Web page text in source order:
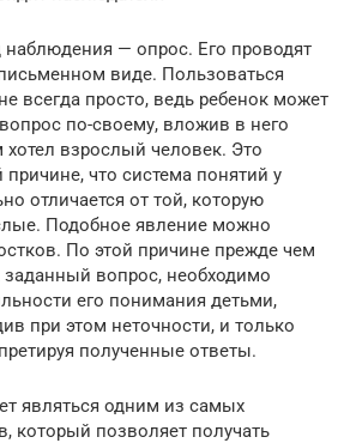
— опрос. Его проводят
виде. Пользоваться
всегда просто, ведь ребенок может
по-своему, вложив в него
взрослый человек. Это
причине, что система понятий у
отличается от той, которую
Подобное явление можно
По этой причине прежде чем
заданный вопрос, необходимо
его понимания детьми,
при этом неточности, и только
полученные ответы.
являться одним из самых
который позволяет получать